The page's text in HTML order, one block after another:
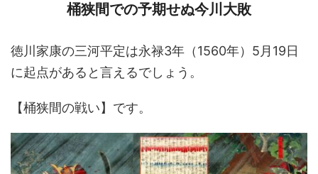
桶狭間での予期せぬ今川大敗
徳川家康の三河平定は永禄3年（1560年）5月19日
に起点があると言えるでしょう。
【桶狭間の戦い】です。